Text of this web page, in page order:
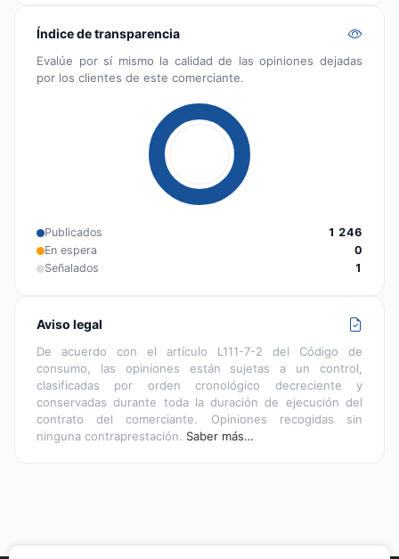
Índice de transparencia
Evalúe por sí mismo la calidad de las opiniones dejadas
por los clientes de este comerciante.
Publicados
1 246
En espera
0
Señalados
1
Aviso legal
De acuerdo con el artículo L111-7-2 del Código de
consumo, las opiniones están sujetas a un control,
clasificadas por orden cronológico decreciente y
conservadas durante toda la duración de ejecución del
contrato del comerciante. Opiniones recogidas sin
ninguna contraprestación. Saber más…